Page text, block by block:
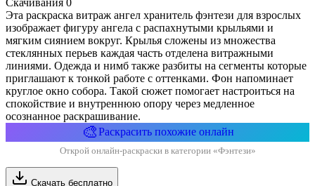
Эта раскраска витраж ангел хранитель фэнтези для взрослых
изображает фигуру ангела с распахнутыми крыльями и
мягким сиянием вокруг. Крылья сложены из множества
стеклянных перьев каждая часть отделена витражными
линиями. Одежда и нимб также разбиты на сегменты которые
приглашают к тонкой работе с оттенками. Фон напоминает
круглое окно собора. Такой сюжет помогает настроиться на
спокойствие и внутреннюю опору через медленное
осознанное раскрашивание.
🎨Раскрасить похожие онлайн
Открой онлайн-раскраски в категории «Фэнтези»
Скачать бесплатно